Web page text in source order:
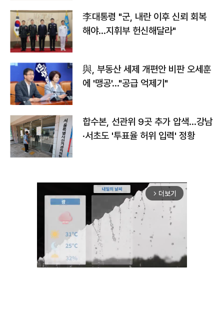
李대통령 "군, 내란 이후 신뢰 회복
해야…지휘부 헌신해달라"
與, 부동산 세제 개편안 비판 오세훈
에 '맹공'…"공급 억제기"
합수본, 선관위 9곳 추가 압색…강남
·서초도 '투표율 허위 입력' 정황
arrow_forward_ios 더보기